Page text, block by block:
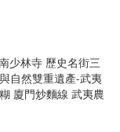
少林寺 歷史名街三
自然雙重遺產-武夷
廈門炒麵線 武夷農